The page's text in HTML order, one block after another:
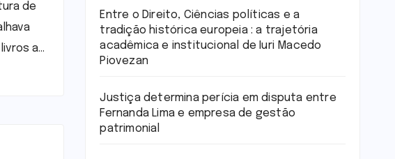
de
a…
Entre o Direito, Ciências políticas e a
tradição histórica europeia : a trajetória
acadêmica e institucional de Iuri Macedo
Piovezan
Justiça determina perícia em disputa entre
Fernanda Lima e empresa de gestão
patrimonial